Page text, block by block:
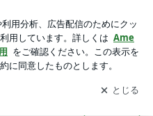
更新通知
を受け取りまし
開く